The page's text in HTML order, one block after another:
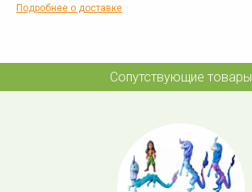
Подробнее о доставке
Сопутствующие товары